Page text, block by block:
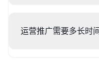
运营推广需要多长时